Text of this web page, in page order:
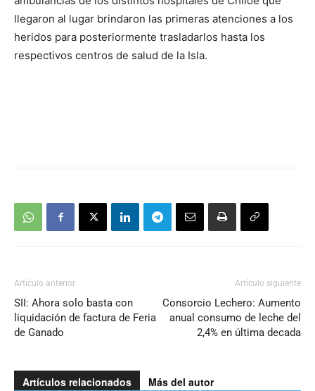
llegaron al lugar brindaron las primeras atenciones a los
heridos para posteriormente trasladarlos hasta los
respectivos centros de salud de la Isla.
Artículo anterior
SII: Ahora solo basta con
liquidación de factura de Feria
de Ganado
Artículo siguiente
Consorcio Lechero: Aumento
anual consumo de leche del
2,4% en última decada
Artículos relacionados Más del autor